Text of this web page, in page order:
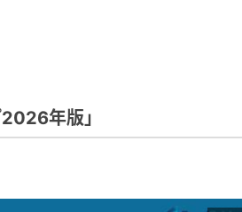
年版」